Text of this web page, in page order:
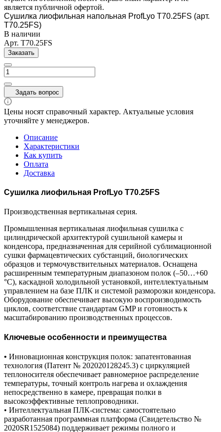
является публичной офертой.
Сушилка лиофильная напольная ProfLyo T70.25FS (арт.
T70.25FS)
В наличии
Арт. T70.25FS
Заказать
Задать вопрос
Цены носят справочный характер. Актуальные условия
уточняйте у менеджеров.
Описание
Характеристики
Как купить
Оплата
Доставка
Сушилка лиофильная ProfLyo T70.25FS
Производственная вертикальная серия.
Промышленная вертикальная лиофильная сушилка с
цилиндрической архитектурой сушильной камеры и
конденсора, предназначенная для серийной сублимационной
сушки фармацевтических субстанций, биологических
образцов и термочувствительных материалов. Оснащена
расширенным температурным диапазоном полок (–50…+60
°C), каскадной холодильной установкой, интеллектуальным
управлением на базе ПЛК и системой разморозки конденсора.
Оборудование обеспечивает высокую воспроизводимость
циклов, соответствие стандартам GMP и готовность к
масштабированию производственных процессов.
Ключевые особенности и преимущества
• Инновационная конструкция полок: запатентованная
технология (Патент № 202020128245.3) с циркуляцией
теплоносителя обеспечивает равномерное распределение
температуры, точный контроль нагрева и охлаждения
непосредственно в камере, превращая полки в
высокоэффективные теплопроводники.
• Интеллектуальная ПЛК-система: самостоятельно
разработанная программная платформа (Свидетельство №
2020SR1525084) поддерживает режимы полного и